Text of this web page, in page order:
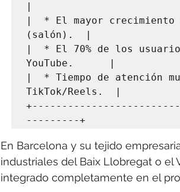
|
|  * El mayor crecimiento
(salón).  |
|  * El 70% de los
YouTube.      |
|  * Tiempo de atención
TikTok/Reels.  |
En Barcelona y su tejido
industriales del Baix Llobregat o el
integrado completamente en el